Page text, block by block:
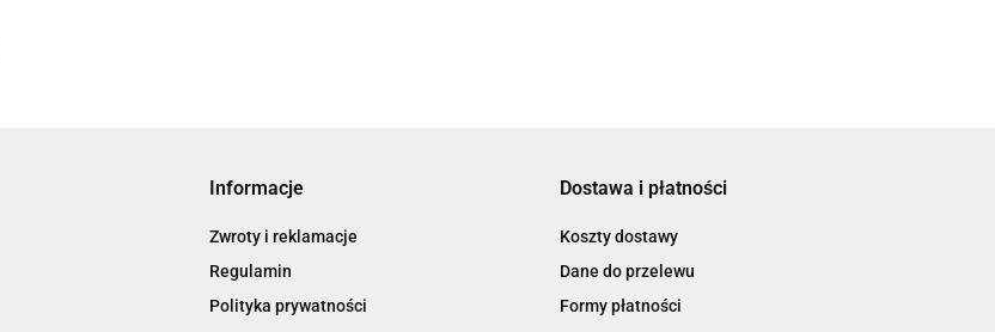
Informacje
Zwroty i reklamacje
Regulamin
Polityka prywatności
Dostawa i płatności
Koszty dostawy
Dane do przelewu
Formy płatności